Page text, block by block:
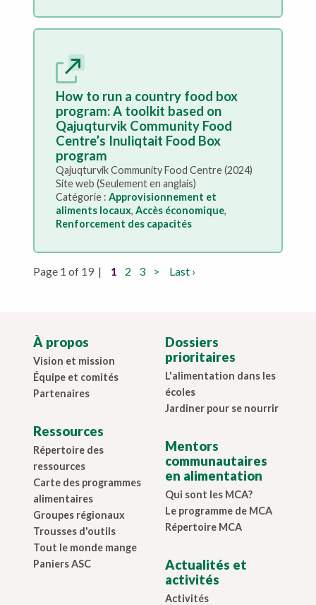
How to run a country food box
program: A toolkit based on
Qajuqturvik Community Food
Centre’s Inuliqtait Food Box
program
Qajuqturvik Community Food Centre (2024)
Site web (Seulement en anglais)
Catégorie :Approvisionnement et
aliments locaux,Accès économique,
Renforcement des capacités
Page 1 of 19 | 1 2 3 > Last ›
À propos
Vision et mission
Équipe et comités
Partenaires
Ressources
Répertoire des
ressources
Carte des programmes
alimentaires
Groupes régionaux
Trousses d'outils
Tout le monde mange
Paniers ASC
Dossiers
prioritaires
L'alimentation dans les
écoles
Jardiner pour se nourrir
Mentors
communautaires
en alimentation
Qui sont les MCA?
Le programme de MCA
Répertoire MCA
Actualités et
activités
Activités